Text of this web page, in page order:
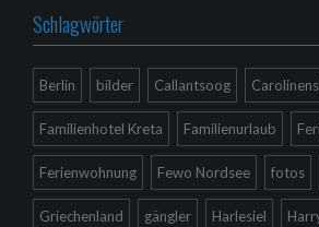
Schlagwörter
Berlin bilder Callantsoog
Familienhotel Kreta Familienurlaub
Ferienwohnung Fewo Nordsee fotos
Griechenland gängler Harlesiel